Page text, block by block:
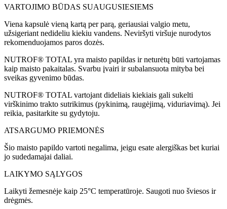
VARTOJIMO BŪDAS SUAUGUSIESIEMS
Viena kapsulė vieną kartą per parą, geriausiai valgio metu,
užsigeriant nedideliu kiekiu vandens. Neviršyti viršuje nurodytos
rekomenduojamos paros dozės.
NUTROF® TOTAL yra maisto papildas ir neturėtų būti vartojamas
kaip maisto pakaitalas. Svarbu įvairi ir subalansuota mityba bei
sveikas gyvenimo būdas.
NUTROF® TOTAL vartojant dideliais kiekiais gali sukelti
virškinimo trakto sutrikimus (pykinimą, raugėjimą, viduriavimą). Jei
reikia, pasitarkite su gydytoju.
ATSARGUMO PRIEMONĖS
Šio maisto papildo vartoti negalima, jeigu esate alergiškas bet kuriai
jo sudedamajai daliai.
LAIKYMO SĄLYGOS
Laikyti žemesnėje kaip 25°C temperatūroje. Saugoti nuo šviesos ir
drėgmės.